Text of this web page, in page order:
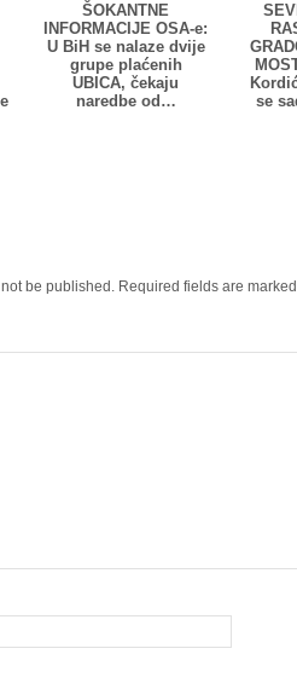
ŠOKANTNE
INFORMACIJE OSA-e:
U BiH se nalaze dvije
grupe plaćenih
UBICA, čekaju
naredbe od…
se
be published. Required fields are